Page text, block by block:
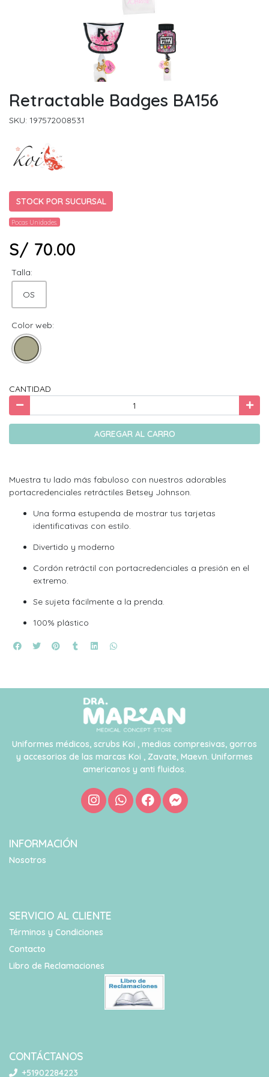
Retractable Badges BA156
SKU: 197572008531
STOCK POR SUCURSAL
Pocas Unidades.
S/ 70.00
Talla:
OS
Color web:
CANTIDAD
AGREGAR AL CARRO
Muestra tu lado más fabuloso con nuestros adorables
portacredenciales retráctiles Betsey Johnson.
Una forma estupenda de mostrar tus tarjetas
identificativas con estilo.
Divertido y moderno
Cordón retráctil con portacredenciales a presión en el
extremo.
Se sujeta fácilmente a la prenda.
100% plástico
Uniformes médicos, scrubs Koi , medias compresivas, gorros
y accesorios de las marcas Koi , Zavate, Maevn. Uniformes
americanos y anti fluidos.
INFORMACIÓN
Nosotros
SERVICIO AL CLIENTE
Términos y Condiciones
Contacto
Libro de Reclamaciones
CONTÁCTANOS
+51902284223